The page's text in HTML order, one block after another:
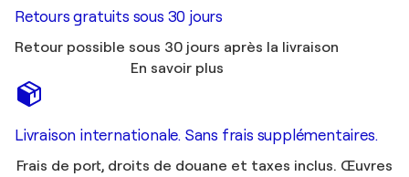
Electron Salon, International Group Exhibit /
LACDA - Los Angeles, États-Unis
2014
Transportation / New York Centre for
Photographic Art - New York, États-Unis
London Calling / Dray Walk Gallery - London,
Royaume-Uni
Retours gratuits sous 30 jours
Retour possible sous 30 jours après la livraison
En savoir plus
Livraison internationale. Sans frais supplémentaires.
Frais de port, droits de douane et taxes inclus. Œuvres